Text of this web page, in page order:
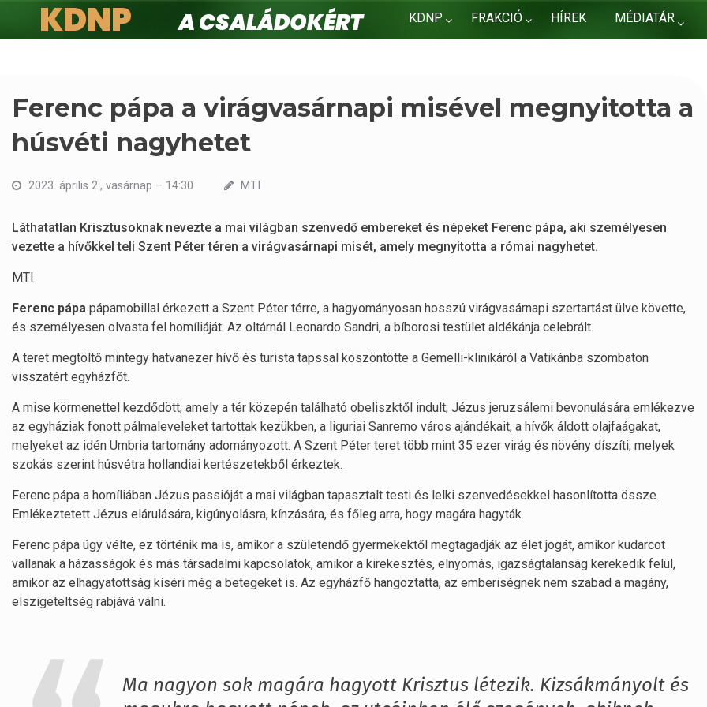
KDNP FRAKCIÓ HÍREK MÉDIATÁR
KDNP
A családokért.
Ferenc pápa a virágvasárnapi misével megnyitotta a
húsvéti nagyhetet
2023. április 2., vasárnap – 14:30 MTI
Láthatatlan Krisztusoknak nevezte a mai világban szenvedő embereket és népeket Ferenc pápa, aki személyesen
vezette a hívőkkel teli Szent Péter téren a virágvasárnapi misét, amely megnyitotta a római nagyhetet.
MTI
Ferenc pápa pápamobillal érkezett a Szent Péter térre, a hagyományosan hosszú virágvasárnapi szertartást ülve követte,
és személyesen olvasta fel homíliáját. Az oltárnál Leonardo Sandri, a bíborosi testület aldékánja celebrált.
A teret megtöltő mintegy hatvanezer hívő és turista tapssal köszöntötte a Gemelli-klinikáról a Vatikánba szombaton
visszatért egyházfőt.
A mise körmenettel kezdődött, amely a tér közepén található obeliszktől indult; Jézus jeruzsálemi bevonulására emlékezve
az egyháziak fonott pálmaleveleket tartottak kezükben, a liguriai Sanremo város ajándékait, a hívők áldott olajfaágakat,
melyeket az idén Umbria tartomány adományozott. A Szent Péter teret több mint 35 ezer virág és növény díszíti, melyek
szokás szerint húsvétra hollandiai kertészetekből érkeztek.
Ferenc pápa a homíliában Jézus passióját a mai világban tapasztalt testi és lelki szenvedésekkel hasonlította össze.
Emlékeztetett Jézus elárulására, kigúnyolásra, kínzására, és főleg arra, hogy magára hagyták.
Ferenc pápa úgy vélte, ez történik ma is, amikor a születendő gyermekektől megtagadják az élet jogát, amikor kudarcot
vallanak a házasságok és más társadalmi kapcsolatok, amikor a kirekesztés, elnyomás, igazságtalanság kerekedik felül,
amikor az elhagyatottság kíséri még a betegeket is. Az egyházfő hangoztatta, az emberiségnek nem szabad a magány,
elszigeteltség rabjává válni.
Ma nagyon sok magára hagyott Krisztus létezik. Kizsákmányolt és